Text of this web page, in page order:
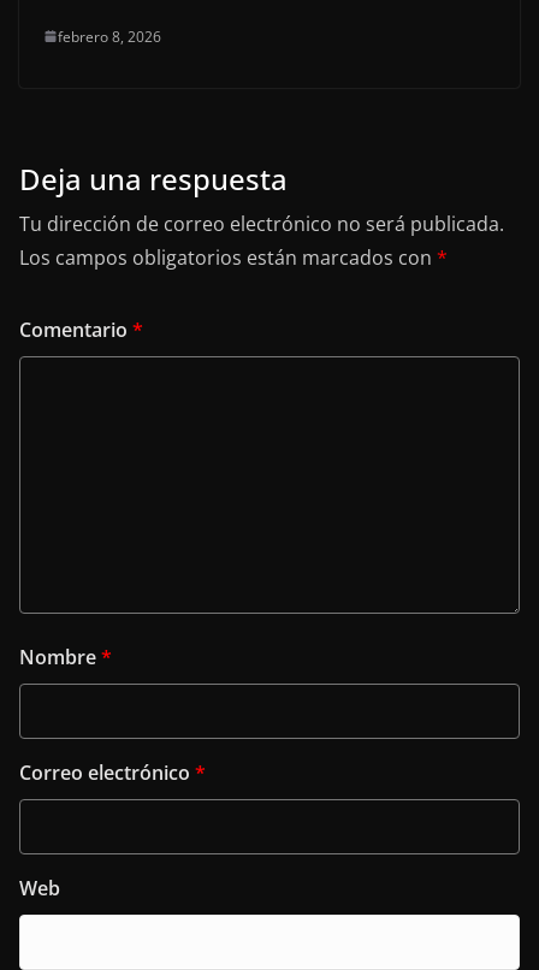
febrero 8, 2026
Deja una respuesta
Tu dirección de correo electrónico no será publicada.
Los campos obligatorios están marcados con *
Comentario *
Nombre*
Correo electrónico *
Web